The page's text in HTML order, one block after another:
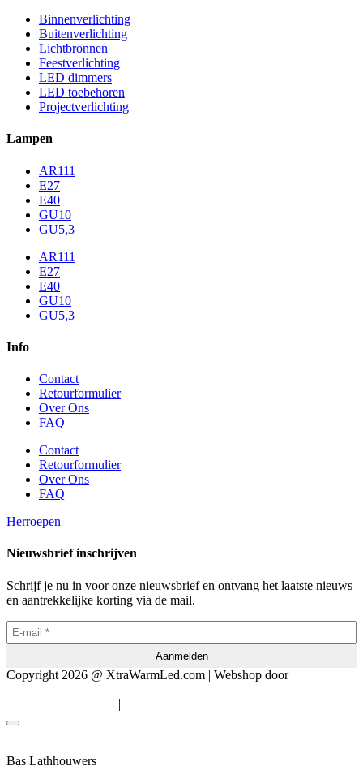
Binnenverlichting
Buitenverlichting
Lichtbronnen
Feestverlichting
LED dimmers
LED toebehoren
Projectverlichting
Lampen
AR111
E27
E40
GU10
GU5,3
AR111
E27
E40
GU10
GU5,3
Info
Contact
Retourformulier
Over Ons
FAQ
Contact
Retourformulier
Over Ons
FAQ
Herroepen
Nieuwsbrief inschrijven
Schrijf je nu in voor onze nieuwsbrief en ontvang het laatste nieuws
en aantrekkelijke korting via de mail.
Copyright 2026 @ XtraWarmLed.com | Webshop door
|
Bas Lathhouwers